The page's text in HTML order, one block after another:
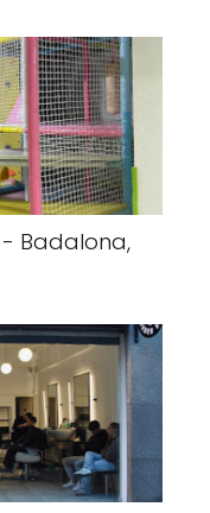
- Badalona,